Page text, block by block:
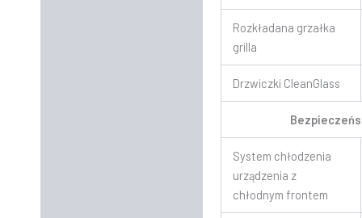
Rozkładana grzałka
grilla
Drzwiczki CleanGlass
System chłodzenia
urządzenia z
chłodnym frontem